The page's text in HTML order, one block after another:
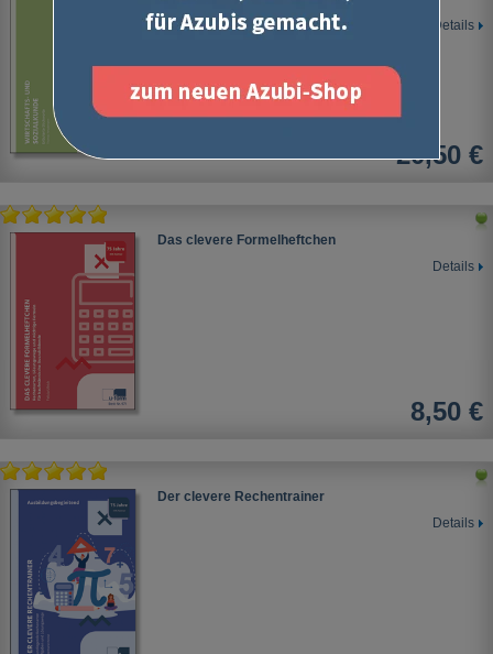
Details
20,50 €
Das clevere Formelheftchen
Details
8,50 €
Der clevere Rechentrainer
Details